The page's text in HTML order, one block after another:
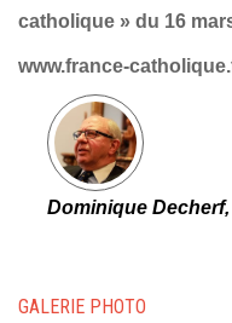
catholique » du 16
www.france-
Dominique
GALERIE PHOTO